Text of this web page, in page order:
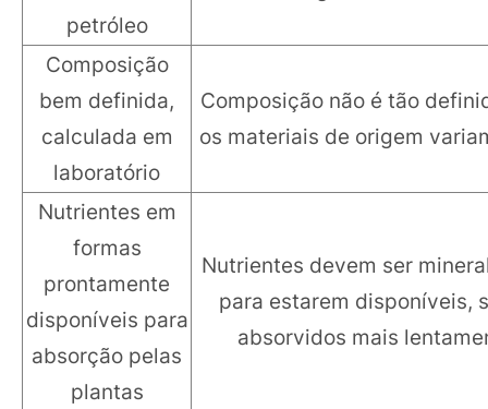
petróleo
Composição
bem definida,
calculada em
laboratório
Composição não é tão
os materiais de origem
Nutrientes em
formas
prontamente
disponíveis para
absorção pelas
plantas
Nutrientes devem ser
para estarem disponíveis,
absorvidos mais